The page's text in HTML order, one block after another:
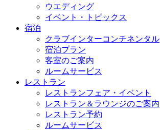
ウエディング
イベント・トピックス
宿泊
クラブインターコンチネンタル
宿泊プラン
客室のご案内
ルームサービス
レストラン
レストランフェア・イベント
レストラン＆ラウンジのご案内
レストラン予約
ルームサービス